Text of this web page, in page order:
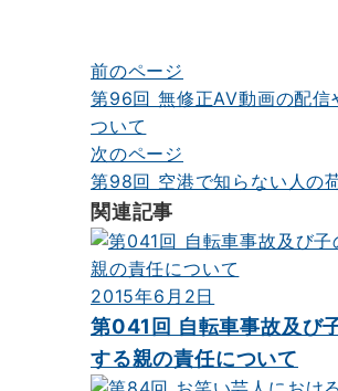
投
稿
ナ
ビ
ゲ
ー
シ
ョ
ン
前のページ
第96回 無修正AV動画の配信
ついて
次のページ
第98回 空港で知らない人の
関連記事
2015年6月2日
第041回 自転車事故及び
する親の責任について